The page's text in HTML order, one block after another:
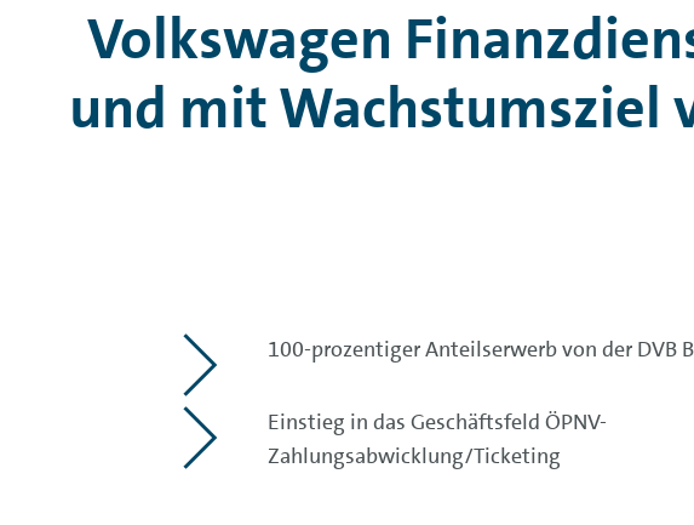
Volkswagen
und mit Wachstumsziel
100-prozentiger Anteilserwerb von der DVB
Einstieg in das Geschäftsfeld ÖPNV-
Zahlungsabwicklung/Ticketing